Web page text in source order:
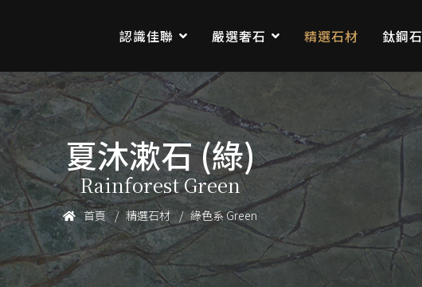
認識佳聯 嚴選奢石 精選石材 鈦鋼石
夏沐漱石 (綠)
Rainforest Green
首頁 精選石材 綠色系 Green